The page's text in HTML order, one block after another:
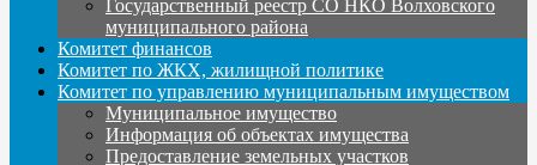
Государственный реестр СО НКО Волховского
муниципального района
Комитет финансов
Комитет по ЖКХ, жилищной политике
Комитет по управлению муниципальным имуществом
Муниципальное имущество
Информация об объектах имущества
Предоставление земельных участков